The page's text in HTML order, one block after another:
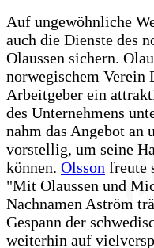
Auf ungewöhnliche
auch die Dienste des
Olaussen sichern.
norwegischem Verein
Arbeitgeber ein
des Unternehmens
nahm das Angebot an
vorstellig, um seine
können. Olsson freute
"Mit Olaussen und
Nachnamen Aström
Gespann der
weiterhin auf